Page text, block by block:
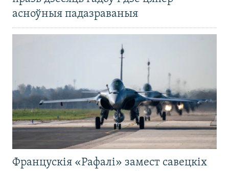
асноўныя падазраваныя
Францускія «Рафалі» замест савецкіх